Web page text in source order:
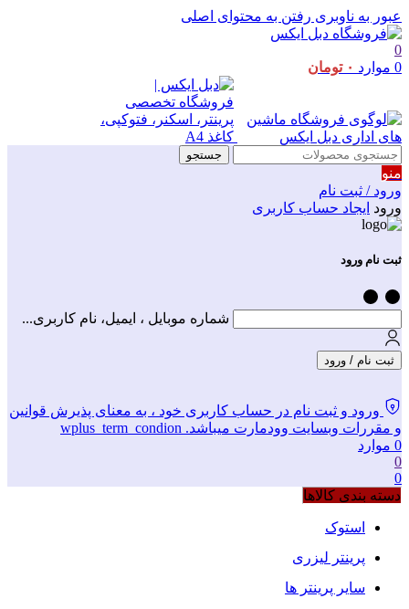
عبور به ناوبری رفتن به محتوای اصلی
0
0 موارد ۰ تومان
جستجو
منو
ورود / ثبت نام
ورود ایجاد حساب کاربری
ثبت نام ورود
شماره موبایل ، ایمیل، نام کاربری...
ثبت نام / ورود
ورود و ثبت نام در حساب کاربری خود ، به معنای پذیرش قوانین
و مقررات وبسایت وودمارت میباشد. wplus_term_condion
0 موارد
0
0
دسته بندی کالاها
استوک
پرینتر لیزری
سایر پرینتر ها